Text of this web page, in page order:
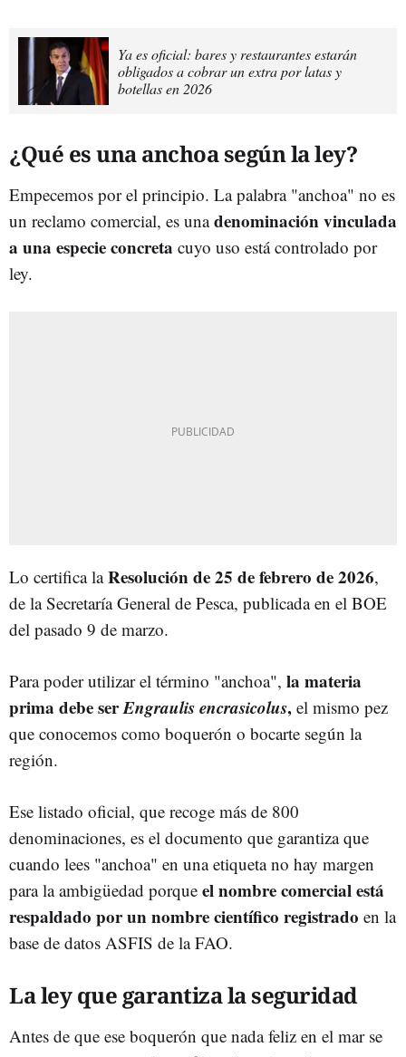
Ya es oficial: bares y restaurantes estarán
obligados a cobrar un extra por latas y
botellas en 2026
¿Qué es una anchoa según la ley?
Empecemos por el principio. La palabra "anchoa" no es
un reclamo comercial, es unadenominación vinculada
a una especie concreta cuyo uso está controlado por
ley.
Lo certifica laResolución de 25 de febrero de 2026,
de la Secretaría General de Pesca, publicada en el BOE
del pasado 9 de marzo.
Para poder utilizar el término "anchoa", la materia
prima debe serEngraulis encrasicolus, el mismo pez
que conocemos como boquerón o bocarte según la
región.
Ese listado oficial, que recoge más de 800
denominaciones, es el documento que garantiza que
cuando lees "anchoa" en una etiqueta no hay margen
para la ambigüedad porque el nombre comercial está
respaldado por un nombre científico registrado en la
base de datos ASFIS de la FAO.
La ley que garantiza la seguridad
Antes de que ese boquerón que nada feliz en el mar se